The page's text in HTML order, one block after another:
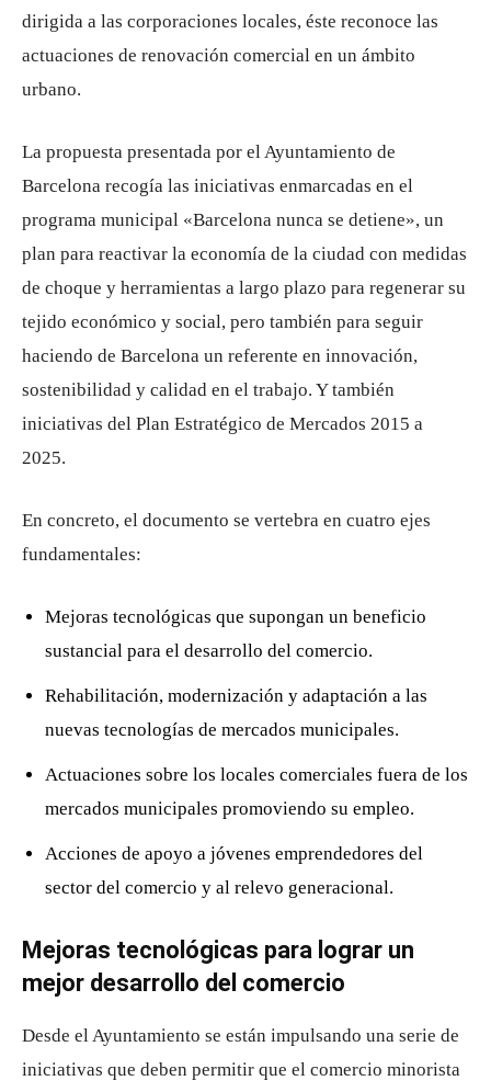
dirigida a las corporaciones locales, éste reconoce las
actuaciones de renovación comercial en un ámbito
urbano.
La propuesta presentada por el Ayuntamiento de
Barcelona recogía las iniciativas enmarcadas en el
programa municipal «Barcelona nunca se detiene», un
plan para reactivar la economía de la ciudad con medidas
de choque y herramientas a largo plazo para regenerar su
tejido económico y social, pero también para seguir
haciendo de Barcelona un referente en innovación,
sostenibilidad y calidad en el trabajo. Y también
iniciativas del Plan Estratégico de Mercados 2015 a
2025.
En concreto, el documento se vertebra en cuatro ejes
fundamentales:
Mejoras tecnológicas que supongan un beneficio
sustancial para el desarrollo del comercio.
Rehabilitación, modernización y adaptación a las
nuevas tecnologías de mercados municipales.
Actuaciones sobre los locales comerciales fuera de los
mercados municipales promoviendo su empleo.
Acciones de apoyo a jóvenes emprendedores del
sector del comercio y al relevo generacional.
Mejoras tecnológicas para lograr un
mejor desarrollo del comercio
Desde el Ayuntamiento se están impulsando una serie de
iniciativas que deben permitir que el comercio minorista